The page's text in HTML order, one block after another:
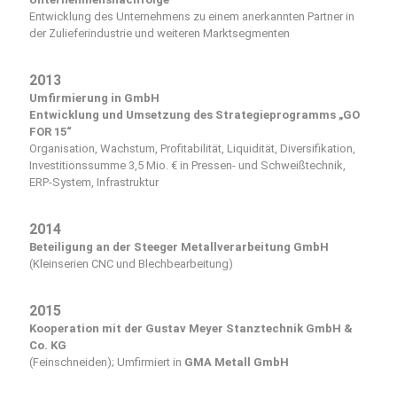
Entwicklung des Unternehmens zu einem anerkannten Partner in
der Zulieferindustrie und weiteren Marktsegmenten
2013
Umfirmierung in GmbH
Entwicklung und Umsetzung des Strategieprogramms „GO
FOR 15“
Organisation, Wachstum, Profitabilität, Liquidität, Diversifikation,
Investitionssumme 3,5 Mio. € in Pressen- und Schweißtechnik,
ERP-System, Infrastruktur
2014
Beteiligung an der Steeger Metallverarbeitung GmbH
(Kleinserien CNC und Blechbearbeitung)
2015
Kooperation mit der Gustav Meyer Stanztechnik GmbH &
Co. KG
(Feinschneiden); Umfirmiert in GMA Metall GmbH